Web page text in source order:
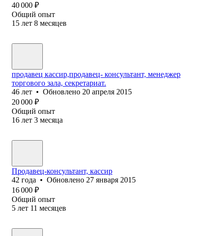
40 000 ₽
Общий опыт
15 лет 8 месяцев
продавец кассир,продавец- консультант, менеджер
торгового зала, секретариат.
46 лет • Обновлено 20 апреля 2015
20 000 ₽
Общий опыт
16 лет 3 месяца
Продавец-консультант, кассир
42 года • Обновлено 27 января 2015
16 000 ₽
Общий опыт
5 лет 11 месяцев